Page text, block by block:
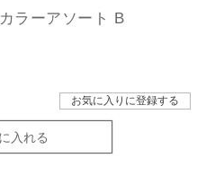
ラーアソート B
お気に入りに登録する
入れる